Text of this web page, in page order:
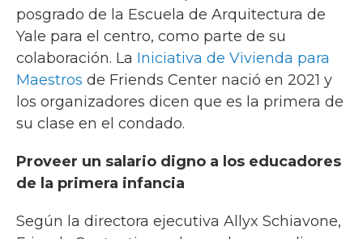
posgrado de la Escuela de Arquitectura de
Yale para el centro, como parte de su
colaboración. La Iniciativa de Vivienda para
Maestros de Friends Center nació en 2021 y
los organizadores dicen que es la primera de
su clase en el condado.
Proveer un salario digno a los educadores
de la primera infancia
Según la directora ejecutiva Allyx Schiavone,